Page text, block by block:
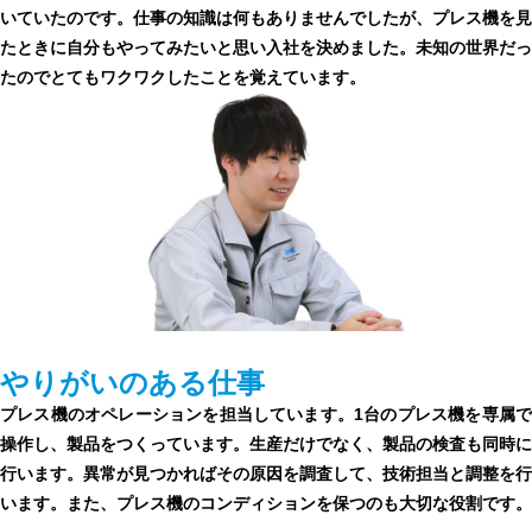
いていたのです。仕事の知識は何もありませんでしたが、プレス機を見
たときに自分もやってみたいと思い入社を決めました。未知の世界だっ
たのでとてもワクワクしたことを覚えています。
やりがいのある仕事
プレス機のオペレーションを担当しています。1台のプレス機を専属で
操作し、製品をつくっています。生産だけでなく、製品の検査も同時に
行います。異常が見つかればその原因を調査して、技術担当と調整を行
います。また、プレス機のコンディションを保つのも大切な役割です。